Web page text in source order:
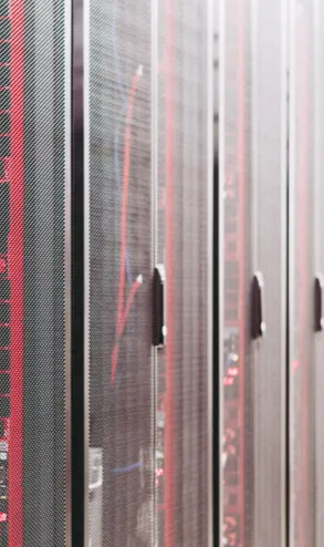
一鍵配搭出三餸一湯的完美晚餐組合,
立即下載